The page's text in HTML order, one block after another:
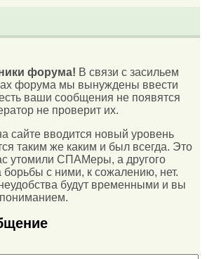
форума! В связи с засильем
форума мы вынуждены ввести
ваши сообщения не появятся
не проверит их.
сайте вводится новый уровень
таким же каким и был всегда. Это
утомили СПАМеры, а другого
борьбы с ними, к сожалению, нет.
будут временными и вы
пониманием.